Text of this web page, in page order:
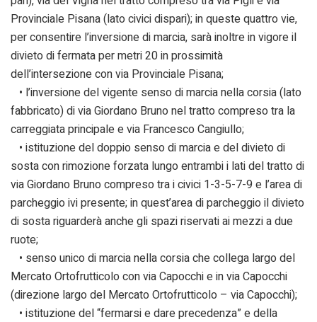
Provinciale Pisana (lato civici dispari); in queste quattro vie,
per consentire l’inversione di marcia, sarà inoltre in vigore il
divieto di fermata per metri 20 in prossimità
dell’intersezione con via Provinciale Pisana;
• l’inversione del vigente senso di marcia nella corsia (lato
fabbricato) di via Giordano Bruno nel tratto compreso tra la
carreggiata principale e via Francesco Cangiullo;
• istituzione del doppio senso di marcia e del divieto di
sosta con rimozione forzata lungo entrambi i lati del tratto di
via Giordano Bruno compreso tra i civici 1-3-5-7-9 e l’area di
parcheggio ivi presente; in quest’area di parcheggio il divieto
di sosta riguarderà anche gli spazi riservati ai mezzi a due
ruote;
• senso unico di marcia nella corsia che collega largo del
Mercato Ortofrutticolo con via Capocchi e in via Capocchi
(direzione largo del Mercato Ortofrutticolo – via Capocchi);
• istituzione del “fermarsi e dare precedenza” e della